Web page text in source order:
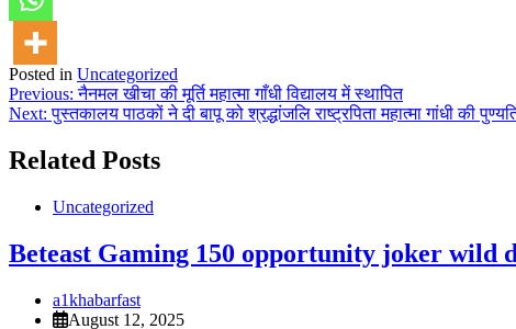
Posted in Uncategorized
Post
navigation
Previous: नैनमल खीचा की मूर्ति महात्मा गाँधी विद्यालय में स्थापित
Next: पुस्तकालय पाठकों ने दी बापू को श्रद्धांजलि राष्ट्रपिता महात्मा गांधी की
Related Posts
Uncategorized
Beteast Gaming 150 opportunity joker wild
a1khabarfast
August 12, 2025